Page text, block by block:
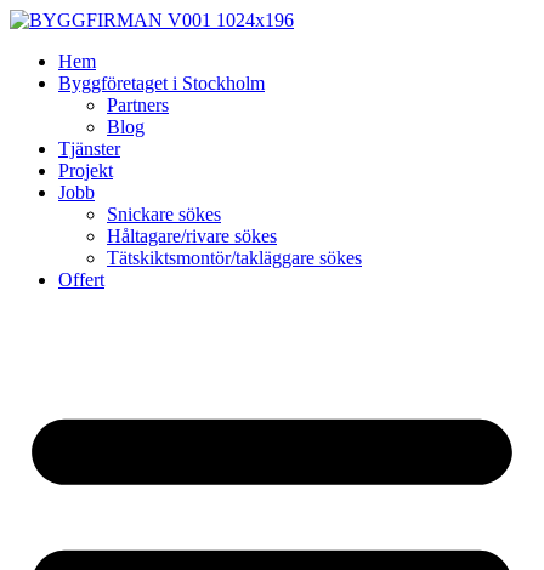
Skip
contentHem
Byggföretaget i Stockholm
Partners
Blog
Tjänster
Projekt
Jobb
Snickare sökes
Håltagare/rivare sökes
Tätskiktsmontör/takläggare sökes
Offert